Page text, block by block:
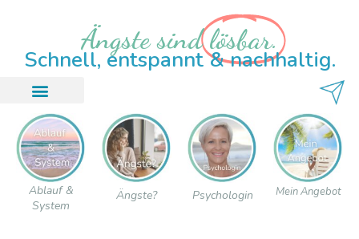
Ängste sind lösbar.
Schnell, entspannt & nachhaltig.
Ablauf &
System
Ängste? Psychologin Mein Angebot